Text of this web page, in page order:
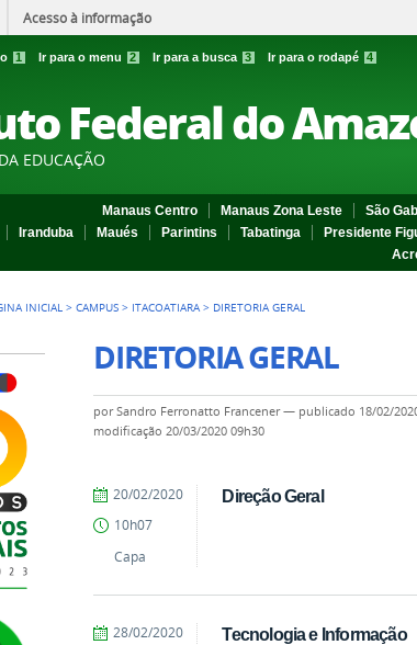
Acesso à informação
1 Ir para o menu 2 Ir para a busca 3 Ir para o rodapé 4
Federal do
EDUCAÇÃO
Manaus Centro Manaus Zona Leste São
Iranduba Maués Parintins Tabatinga Presidente
INICIAL >CAMPUS > ITACOATIARA > DIRETORIA GERAL
DIRETORIA GERAL
porSandro Ferronatto Francener— publicado 18/02/
modificação 20/03/2020 09h30
Direção Geral
by
Ferronatto
Francener
Published
20/02/2020
10h07
Capa
Tecnologia e Informação
by
Published
28/02/2020